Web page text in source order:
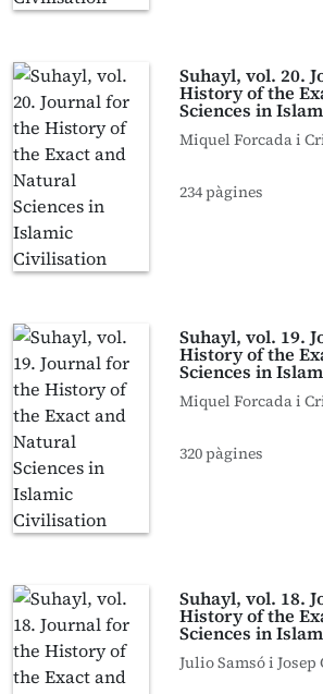
Suhayl, vol. 20.
History of the
Sciences in
Miquel Forcada i
234 pàgines
Suhayl, vol. 19.
History of the
Sciences in
Miquel Forcada i
320 pàgines
Suhayl, vol. 18.
History of the
Sciences in
Julio Samsó i